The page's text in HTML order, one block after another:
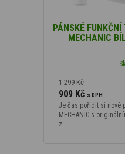
PÁNSKÉ FUNKČNÍ
MECHANIC
1 299 Kč
909 Kč s DPH
Je čas pořídit si nové
MECHANIC s
z…